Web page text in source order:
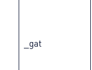
_gat